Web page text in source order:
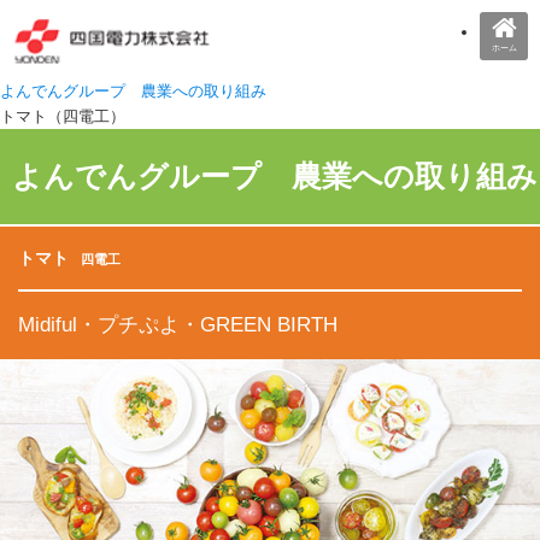
ホーム
よんでんグループ 農業への取り組み
トマト（四電工）
よんでんグループ 農業への取り組み
トマト 四電工
Midiful・プチぷよ・GREEN BIRTH